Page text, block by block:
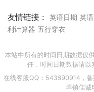
友情链接： 英语日期 英
利计算器 五行穿衣
本站中所有的时间日期数据仅
任，时间日期数据请以
在线客服QQ：543690914，备
埠镇佳诚